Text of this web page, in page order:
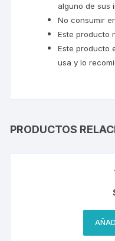
alguno de sus
No consumir
Este producto
Este producto
usa y lo
PRODUCTOS